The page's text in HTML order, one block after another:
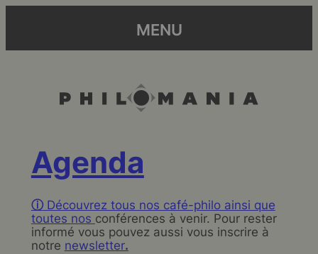
MENU
Agenda
ⓘDécouvrez tous nos café-philo ainsi que
toutes nos conférences à venir. Pour rester
informé vous pouvez aussi vous inscrire à
notre newsletter.